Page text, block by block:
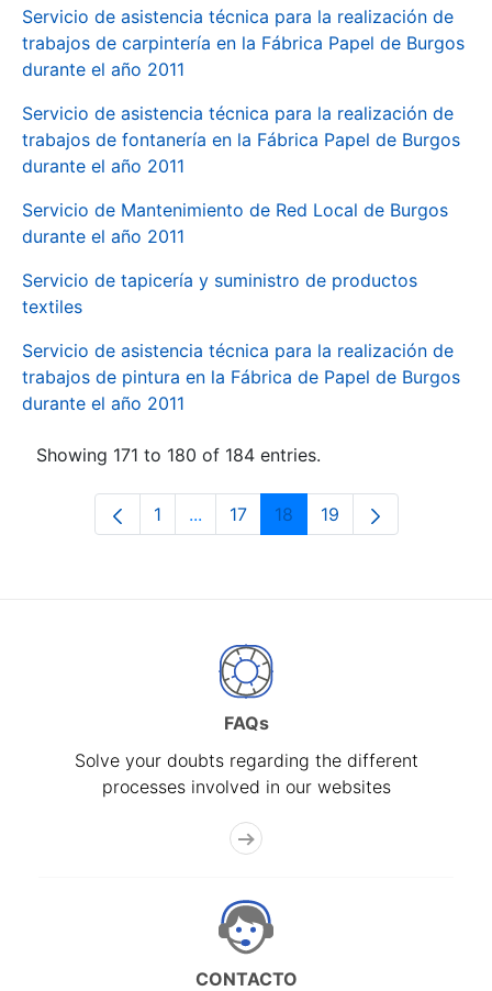
Servicio de asistencia técnica para la realización de
trabajos de carpintería en la Fábrica Papel de Burgos
durante el año 2011
Servicio de asistencia técnica para la realización de
trabajos de fontanería en la Fábrica Papel de Burgos
durante el año 2011
Servicio de Mantenimiento de Red Local de Burgos
durante el año 2011
Servicio de tapicería y suministro de productos
textiles
Servicio de asistencia técnica para la realización de
trabajos de pintura en la Fábrica de Papel de Burgos
durante el año 2011
Showing 171 to 180 of 184 entries.
Page
1 ...Intermediate Pages Use TAB to
Page
17 Page
18 Page
19
FAQs
Solve your doubts regarding the different
processes involved in our websites
CONTACTO